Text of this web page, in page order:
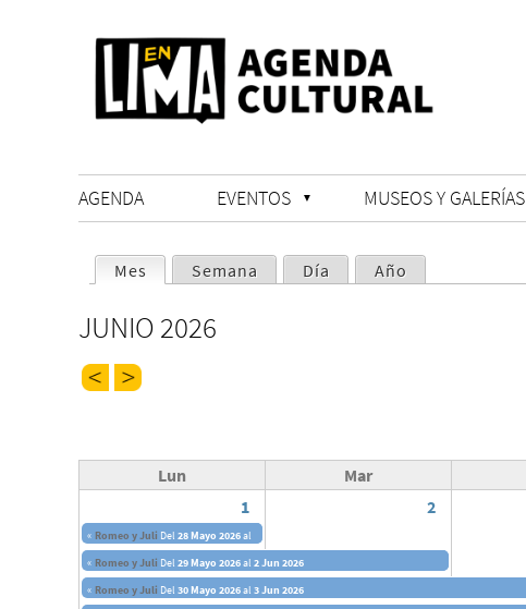
AGENDA EVENTOS MUSEOS Y GALERÍAS
SOLAPAS
Mes (solapa activa)
Semana Día Año
JUNIO 2026
Lun Mar
1
2
« Romeo y Juli Del 28 Mayo 2026al
« Romeo y Juli Del 29 Mayo 2026al 2 Jun 2026
« Romeo y Juli Del 30 Mayo 2026al 3 Jun 2026